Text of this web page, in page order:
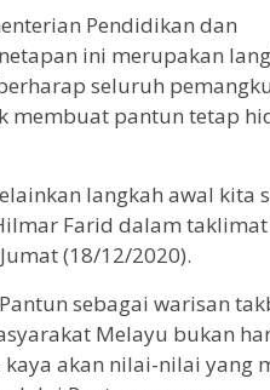
Pendidikan dan
ini merupakan
seluruh pemangku
membuat pantun tetap
langkah awal kita
Farid dalam
(18/12/2020).
sebagai warisan
Melayu bukan
akan nilai-nilai yang